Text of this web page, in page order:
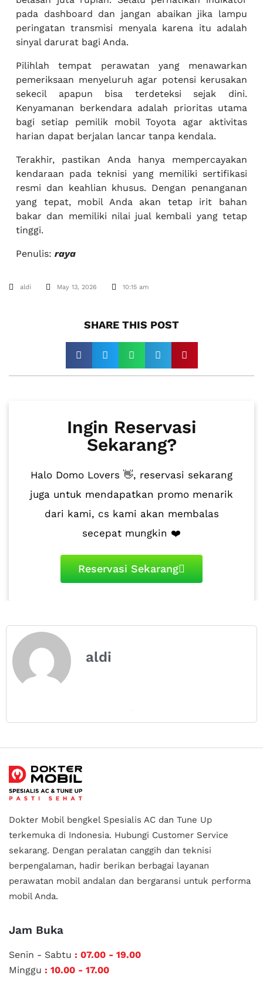
pada dashboard dan jangan abaikan jika lampu
peringatan transmisi menyala karena itu adalah
sinyal darurat bagi Anda.
Pilihlah tempat perawatan yang menawarkan
pemeriksaan menyeluruh agar potensi kerusakan
sekecil apapun bisa terdeteksi sejak dini.
Kenyamanan berkendara adalah prioritas utama
bagi setiap pemilik mobil Toyota agar aktivitas
harian dapat berjalan lancar tanpa kendala.
Terakhir, pastikan Anda hanya mempercayakan
kendaraan pada teknisi yang memiliki sertifikasi
resmi dan keahlian khusus. Dengan penanganan
yang tepat, mobil Anda akan tetap irit bahan
bakar dan memiliki nilai jual kembali yang tetap
tinggi.
Penulis: raya
aldi May 13, 2026 10:15 am
SHARE THIS POST​
Ingin Reservasi
Sekarang?
Halo Domo Lovers 👋, reservasi sekarang
juga untuk mendapatkan promo menarik
dari kami, cs kami akan membalas
secepat mungkin ❤️
Reservasi Sekarang
aldi
Dokter Mobil bengkel Spesialis AC dan Tune Up
terkemuka di Indonesia. Hubungi Customer Service
sekarang. Dengan peralatan canggih dan teknisi
berpengalaman, hadir berikan berbagai layanan
perawatan mobil andalan dan bergaransi untuk performa
mobil Anda.
Jam Buka
Senin - Sabtu : 07.00 - 19.00
Minggu : 10.00 - 17.00